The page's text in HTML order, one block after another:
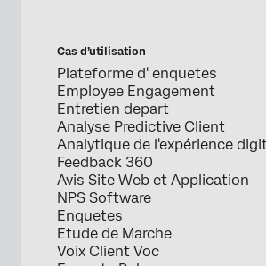
Cas d’utilisation
Plateforme d' enquetes
Employee Engagement
Entretien depart
Analyse Predictive Client
Analytique de l'expérience
Feedback 360
Avis Site Web et Application
NPS Software
Enquetes
Etude de Marche
Voix Client Voc